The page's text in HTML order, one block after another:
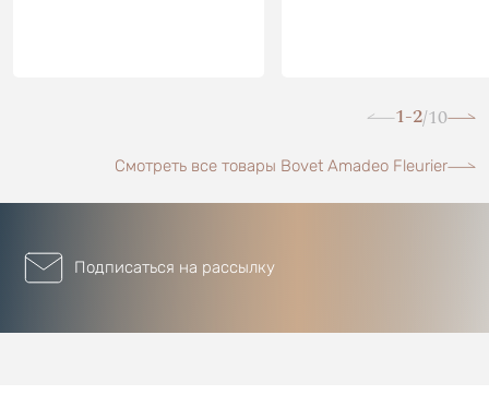
1-2/10
Смотреть все товары Bovet Amadeo Fleurier
Подписаться на рассылку